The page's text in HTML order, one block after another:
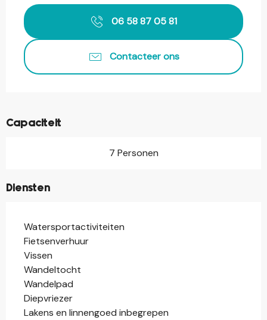
06 58 87 05 81
Contacteer ons
Capaciteit
7 Personen
Diensten
Watersportactiviteiten
Fietsenverhuur
Vissen
Wandeltocht
Wandelpad
Diepvriezer
Lakens en linnengoed inbegrepen